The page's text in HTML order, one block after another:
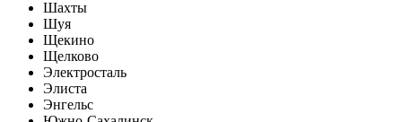
Шахты
Шуя
Щекино
Щелково
Электросталь
Элиста
Энгельс